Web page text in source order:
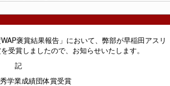
褒賞結果報告」において、弊部が早稲田アスリ
受賞しましたので、お知らせいたします。
記
学業成績団体賞受賞